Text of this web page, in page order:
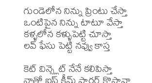
గుండెలోన నిన్ను ప్రింటు చేస్తా
ఒంటిపైన నిన్ను టాటూ వేస్తా
కళ్ళలోన కళ్ళుపెట్టి చూస్తా
లవ్ ఫేసు పెట్టి నవ్వు కాస్త
కెట్ విన్స్లెట్ నేనే కలిపిస్తా